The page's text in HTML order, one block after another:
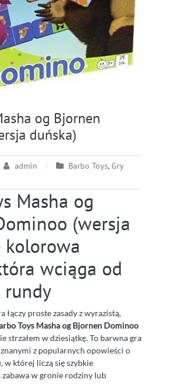
og Bjornen
duńska)
admin Barbo Toys,Gry
Masha og
(wersja
kolorowa
wciąga od
rundy
łączy proste zasady z wyrazistą,
Toys Masha og Bjornen Dominoo
strzałem w dziesiątkę. To barwna gra
z popularnych opowieści o
w której liczą się szybkie
w gronie rodziny lub